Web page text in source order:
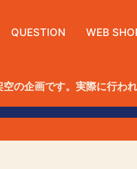
QUESTION WEB
の企画です。実際に行わ